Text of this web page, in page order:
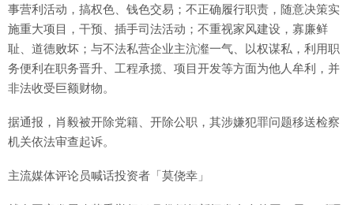
事营利活动，搞权色、钱色交易；不正确履行职责，随意决策实
施重大项目，干预、插手司法活动；不重视家风建设，寡廉鲜
耻、道德败坏；与不法私营企业主沆瀣一气、以权谋私，利用职
务便利在职务晋升、工程承揽、项目开发等方面为他人牟利，并
非法收受巨额财物。
据通报，肖毅被开除党籍、开除公职，其涉嫌犯罪问题移送检察
机关依法审查起诉。
主流媒体评论员喊话投资者「莫侥幸」